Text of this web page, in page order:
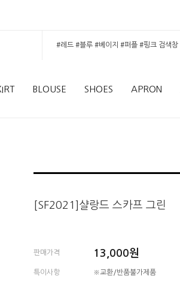
BLOUSE SHOES APRON
[SF2021]샬랑드 스카프 그린
판매가격 13,000원
특이사항 ※교환/반품불가제품